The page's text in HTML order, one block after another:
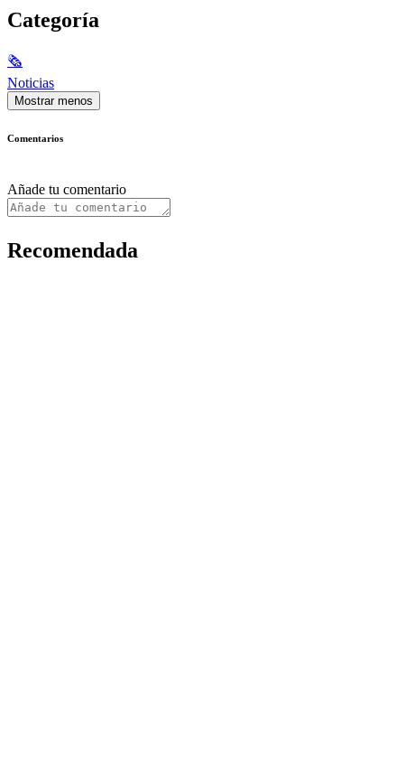
Categoría
🗞
Noticias
Mostrar menos
Comentarios
Añade tu comentario
Recomendada